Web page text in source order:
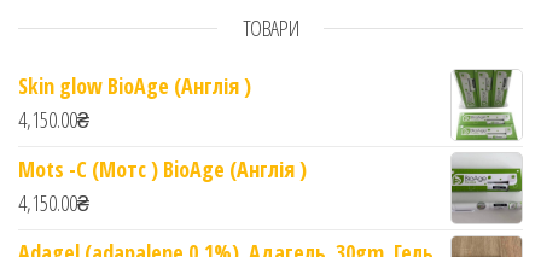
ТОВАРИ
Skin glow BioAge (Англія )
4,150.00₴
Mots -C (Мотс ) BioAge (Англія )
4,150.00₴